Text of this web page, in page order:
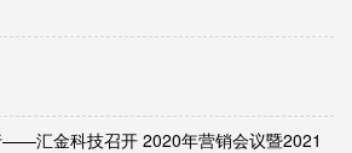
汇金科技召开 2020年营销会议暨2021